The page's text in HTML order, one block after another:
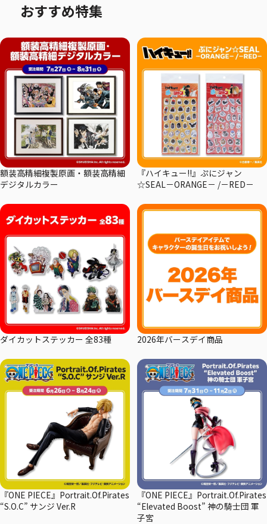
おすすめ特集
額装高精細複製原画・額装高精細
デジタルカラー
『ハイキュー!!』ぷにジャン
☆SEAL－ORANGE－ /－RED－
ダイカットステッカー 全83種 2026年バースデイ商品
『ONE PIECE』Portrait.Of.Pirates
“S.O.C” サンジ Ver.R
『ONE PIECE』Portrait.Of.Pirates
“Elevated Boost” 神の騎士団 軍
子宮